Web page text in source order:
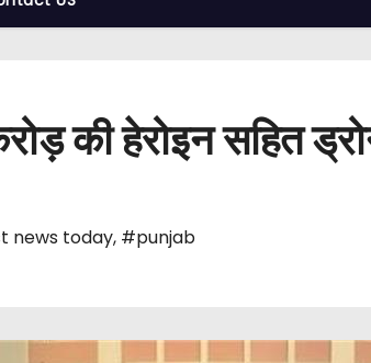
की हेरोइन सहित
news today, #punjab